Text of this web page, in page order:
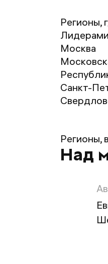
Регионы,
Москва
Санкт-
Регионы,
Над